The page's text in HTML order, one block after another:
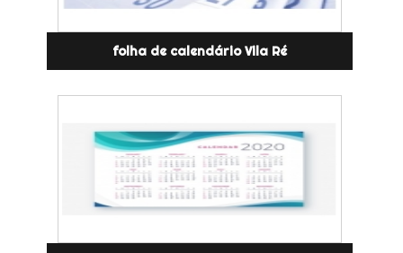
folha de calendário Vila Ré